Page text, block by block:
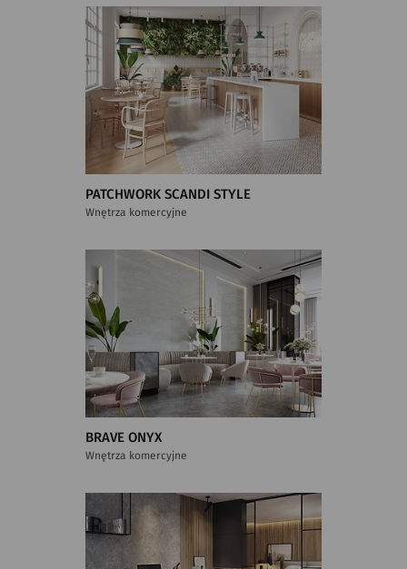
PATCHWORK SCANDI STYLE
Wnętrza komercyjne
BRAVE ONYX
Wnętrza komercyjne